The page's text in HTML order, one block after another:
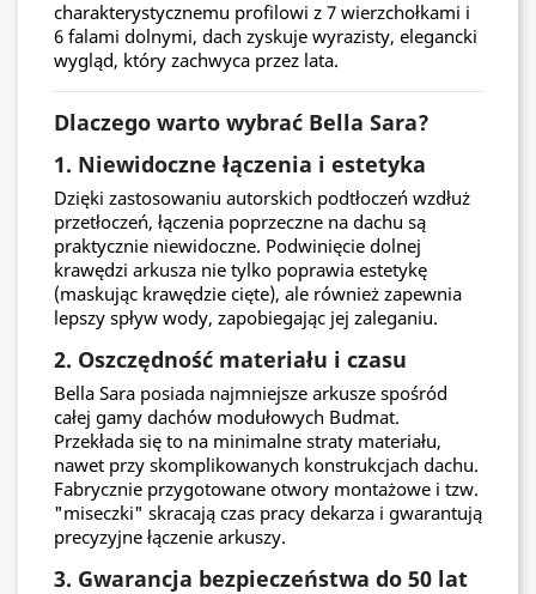
charakterystycznemu profilowi z 7 wierzchołkami i
6 falami dolnymi, dach zyskuje wyrazisty, elegancki
wygląd, który zachwyca przez lata.
Dlaczego warto wybrać Bella Sara?
1. Niewidoczne łączenia i estetyka
Dzięki zastosowaniu autorskich podtłoczeń wzdłuż
przetłoczeń, łączenia poprzeczne na dachu są
praktycznie niewidoczne. Podwinięcie dolnej
krawędzi arkusza nie tylko poprawia estetykę
(maskując krawędzie cięte), ale również zapewnia
lepszy spływ wody, zapobiegając jej zaleganiu.
2. Oszczędność materiału i czasu
Bella Sara posiada najmniejsze arkusze spośród
całej gamy dachów modułowych Budmat.
Przekłada się to na minimalne straty materiału,
nawet przy skomplikowanych konstrukcjach dachu.
Fabrycznie przygotowane otwory montażowe i tzw.
"miseczki" skracają czas pracy dekarza i gwarantują
precyzyjne łączenie arkuszy.
3. Gwarancja bezpieczeństwa do 50 lat